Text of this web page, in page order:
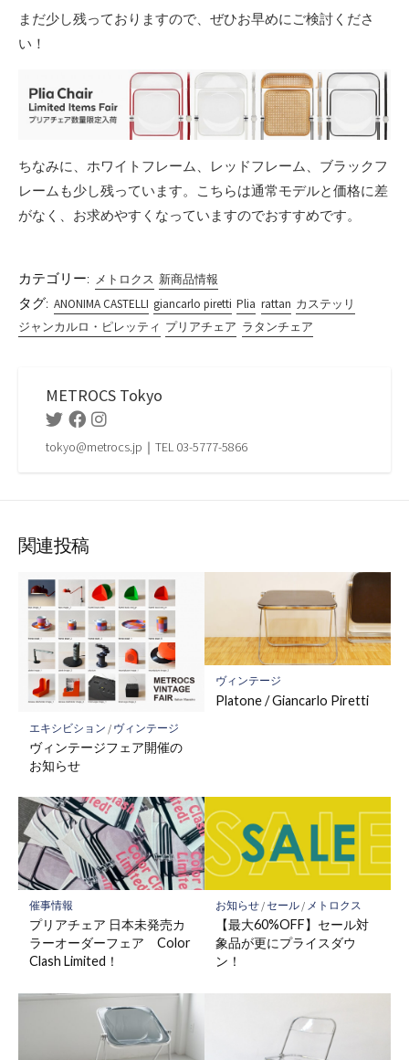
まだ少し残っておりますので、ぜひお早めにご検討くださ
い！
ちなみに、ホワイトフレーム、レッドフレーム、ブラックフ
レームも少し残っています。こちらは通常モデルと価格に差
がなく、お求めやすくなっていますのでおすすめです。
カテゴリー: メトロクス 新商品情報
タグ: ANONIMA CASTELLI giancarlo piretti Plia rattan カステッリ
ジャンカルロ・ピレッティ プリアチェア ラタンチェア
METROCS Tokyo
TwitterFacebookInstagram
tokyo@metrocs.jp｜TEL 03-5777-5866
関連投稿
エキシビション / ヴィンテージ
ヴィンテージフェア開催の
お知らせ
ヴィンテージ
Platone / Giancarlo Piretti
催事情報
プリアチェア 日本未発売カ
ラーオーダーフェア Color
Clash Limited！
お知らせ/セール/ メトロクス
【最大60%OFF】セール対
象品が更にプライスダウ
ン！